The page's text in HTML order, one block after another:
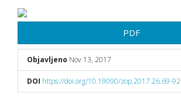
Bočna
strana
članka
PDF
Objavljeno Nov 13, 2017
DOI https://doi.org/10.19090/zop.2017.26.69-92